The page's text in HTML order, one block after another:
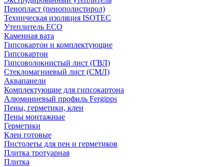
Пенопласт (пенополистирол)
Техническая изоляция ISOTEC
Утеплитель ECO
Каменная вата
Гипсокартон и комплектующие
Гипсокартон
Гипсоволокнистый лист (ГВЛ)
Стекломагниевый лист (СМЛ)
Аквапанели
Комплектующие для гипсокартона
Алюминиевый профиль Fergipps
Пены, герметики, клеи
Пены монтажные
Герметики
Клеи готовые
Пистолеты для пен и герметиков
Плитка тротуарная
Плитка